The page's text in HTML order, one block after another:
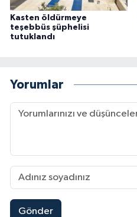
Kasten öldürmeye
teşebbüs şüphelisi
tutuklandı
Yorumlar
Gönder